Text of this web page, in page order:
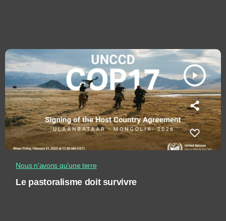
play_arrow
Nous n'avons qu'une terre
Le pastoralisme doit survivre